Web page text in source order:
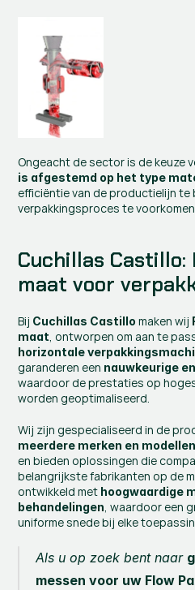
Ongeacht de sector is de keuze
is afgestemd op het type
efficiëntie van de productielijn te
verpakkingsproces te
Cuchillas Castillo:
maat voor
Bij Cuchillas Castillo maken wij
maat
horizontale
garanderen een nauwkeurige
waardoor de prestaties op
worden geoptimaliseerd.
meerdere merken en
en bieden oplossingen die
belangrijkste fabrikanten op de
ontwikkeld met hoogwaardige
behandelingen, waardoor een
uniforme snede bij elke
Als u op zoek bent naar
messen voor uw Flow